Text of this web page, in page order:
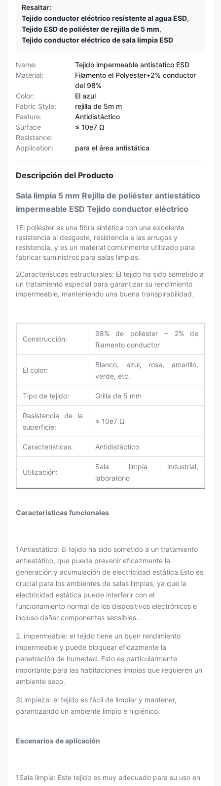
Resaltar:
Tejido conductor eléctrico resistente al agua ESD,
Tejido ESD de poliéster de rejilla de 5 mm,
Tejido conductor eléctrico de sala limpia ESD
Name:
Tejido impermeable antistatico ESD
Material:
Filamento el Polyester+2% conductor
del 98%
Color:
El azul
Fabric Style:
rejilla de 5m m
Feature:
Antidistáctico
Surface
Resistance:
≤ 10e7 Ω
Application: para el área antistática
Descripción del Producto
Sala limpia 5 mm Rejilla de poliéster antiestático
impermeable ESD Tejido conductor eléctrico
1El poliéster es una fibra sintética con una excelente
resistencia al desgaste, resistencia a las arrugas y
resistencia, y es un material comúnmente utilizado para
fabricar suministros para salas limpias.
2Características estructurales: El tejido ha sido sometido a
un tratamiento especial para garantizar su rendimiento
impermeable, manteniendo una buena transpirabilidad.
Construcción:
98% de poliéster + 2% de
filamento conductor
El color:
Blanco, azul, rosa, amarillo,
verde, etc.
Tipo de tejido: Grilla de 5 mm
Resistencia de la
superficie:
≤ 10e7 Ω
Características: Antidistáctico
Utilización:
Sala limpia industrial,
laboratorio
Características funcionales
1Antiestático: El tejido ha sido sometido a un tratamiento
antiestático, que puede prevenir eficazmente la
generación y acumulación de electricidad estática.Esto es
crucial para los ambientes de salas limpias, ya que la
electricidad estática puede interferir con el
funcionamiento normal de los dispositivos electrónicos e
incluso dañar componentes sensibles..
2. impermeable: el tejido tiene un buen rendimiento
impermeable y puede bloquear eficazmente la
penetración de humedad. Esto es particularmente
importante para las habitaciones limpias que requieren un
ambiente seco.
3Limpieza: el tejido es fácil de limpiar y mantener,
garantizando un ambiente limpio e higiénico.
Escenarios de aplicación
1Sala limpia: Este tejido es muy adecuado para su uso en